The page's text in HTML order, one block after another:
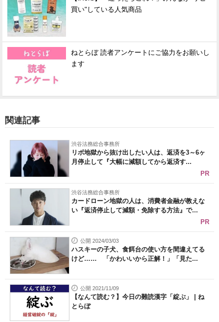
買い"している人気商品
ねとらぼ 読者アンケートにご協力をお願いし
ます
関連記事
渋谷法務総合事務所
リボ地獄から抜け出したい人は、返済を3～6ヶ
月停止して『大幅に減額してから返済す...
PR
渋谷法務総合事務所
カードローン地獄の人は、消費者金融が教えな
い『返済停止して減額・免除する方法』で...
PR
公開 2024/03/03
ハスキーの子犬、食餌台の使い方を間違えてる
けど…… 「かわいいから正解！」「見た...
公開 2021/11/09
【なんて読む？】今日の難読漢字「綻ぶ」 | ね
とらぼ